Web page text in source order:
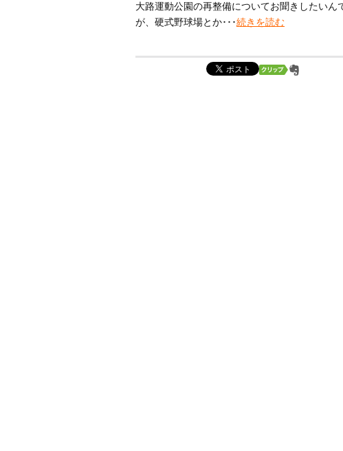
大路運動公園の再整備についてお聞きしたい
が、硬式野球場とか･･･続きを読む